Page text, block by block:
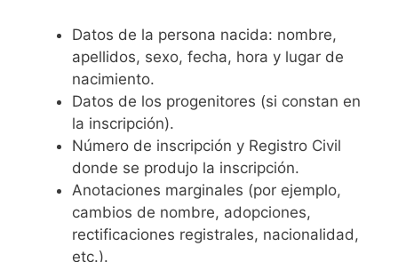
Datos de la persona nacida: nombre,
apellidos, sexo, fecha, hora y lugar de
nacimiento.
Datos de los progenitores (si constan en
la inscripción).
Número de inscripción y Registro Civil
donde se produjo la inscripción.
Anotaciones marginales (por ejemplo,
cambios de nombre, adopciones,
rectificaciones registrales, nacionalidad,
etc.).